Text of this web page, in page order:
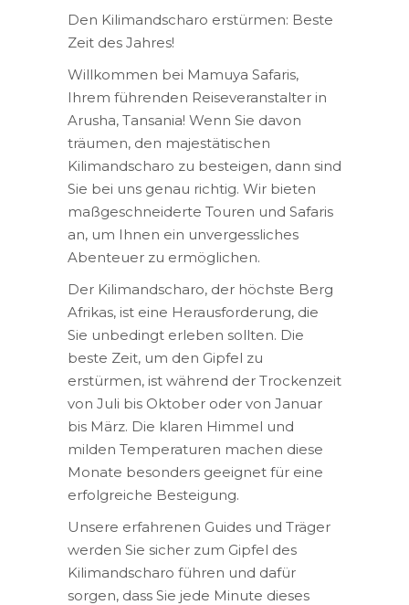
Den Kilimandscharo erstürmen: Beste
Zeit des Jahres!
Willkommen bei Mamuya Safaris,
Ihrem führenden Reiseveranstalter in
Arusha, Tansania! Wenn Sie davon
träumen, den majestätischen
Kilimandscharo zu besteigen, dann sind
Sie bei uns genau richtig. Wir bieten
maßgeschneiderte Touren und Safaris
an, um Ihnen ein unvergessliches
Abenteuer zu ermöglichen.
Der Kilimandscharo, der höchste Berg
Afrikas, ist eine Herausforderung, die
Sie unbedingt erleben sollten. Die
beste Zeit, um den Gipfel zu
erstürmen, ist während der Trockenzeit
von Juli bis Oktober oder von Januar
bis März. Die klaren Himmel und
milden Temperaturen machen diese
Monate besonders geeignet für eine
erfolgreiche Besteigung.
Unsere erfahrenen Guides und Träger
werden Sie sicher zum Gipfel des
Kilimandscharo führen und dafür
sorgen, dass Sie jede Minute dieses